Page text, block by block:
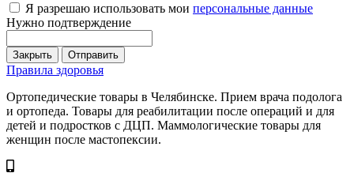
Я разрешаю использовать мои персональные данные
Нужно подтверждение
Закрыть Отправить
Правила здоровья
Ортопедические товары в Челябинске. Прием врача подолога
и ортопеда. Товары для реабилитации после операций и для
детей и подростков с ДЦП. Маммологические товары для
женщин после мастопексии.